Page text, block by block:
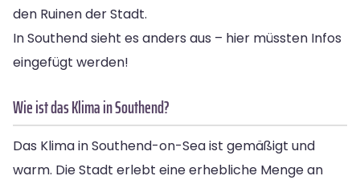
den Ruinen der Stadt.
In Southend sieht es anders aus – hier müssten Infos
eingefügt werden!
Wie ist das Klima in Southend?
Das Klima in Southend-on-Sea ist gemäßigt und
warm. Die Stadt erlebt eine erhebliche Menge an